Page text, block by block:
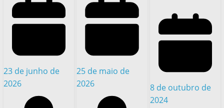
23 de junho de
2026
25 de maio de
2026
8 de outubro de
2024